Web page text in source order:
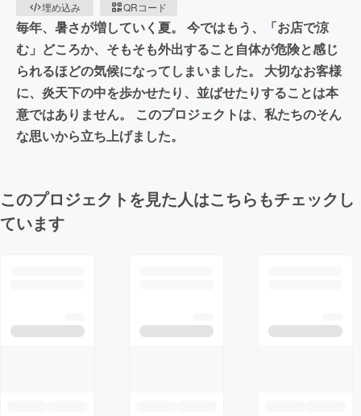
埋め込み
QRコード
毎年、暑さが増していく夏。 今ではもう、「お店で涼
む」どころか、そもそも外出すること自体が危険と感じ
られるほどの気候になってしまいました。 大切なお客様
に、炎天下の中を歩かせたり、並ばせたりすることは本
意ではありません。 このプロジェクトは、私たちのそん
な思いから立ち上げました。
このプロジェクトを見た人はこちらもチェックし
ています